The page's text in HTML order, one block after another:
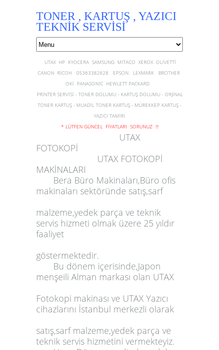
TONER , KARTUŞ , YAZICI
TEKNİK SERVİSİ
UTAX HP KYOCERA SAMSUNG MİTACO XEROX OLİVETTİ
CANON RİCOH 05363382628 EPSON LEXMARK BROTHER
OKİ PANASONİC HEWLETT PACKARD
PRİNTER SERVİSİ - TONER DOLUMU - KARTUŞ DOLUMU - ORJİNAL
TONER KARTUŞ - MUADİL TONER KARTUŞ - MÜREKKEP KARTUŞ -
YAZICI TAMİRİ
* LÜTFEN GÜNCEL FİYATLARI SORUNUZ !!!
UTAX
FOTOKOPİ
UTAX FOTOKOPİ
MAKİNALARI
Bera Büro Makinaları,Büro ofis
makinaları sektöründe satış,sarf
malzeme,yedek parça ve teknik
servis hizmeti olmak üzere 25 yıldır
faaliyet
göstermektedir.
Bu dönem içerisinde,Japon
menşeili Alman markası olan UTAX
Fotokopi makinası ve UTAX Yazıcı
cihazlarını İstanbul merkezli olarak
satış,sarf malzeme,yedek parça ve
teknik servis hizmetini vermekteyiz.